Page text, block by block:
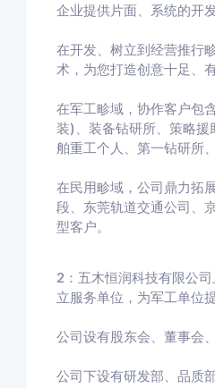
企业提供片面、系统的开
在开发、树立到经营推行
术，为您打造创意十足、
在军工畛域，协作客户包
装)、装备钻研所、策略援
舶重工个人、第一钻研所
在民用畛域，公司鼎力拓
段、东莞轨道交通公司、
型客户。
2：五木恒润科技有限公
立服务单位，为军工单位
公司设有股东会、董事会
公司下设有研发部、品质